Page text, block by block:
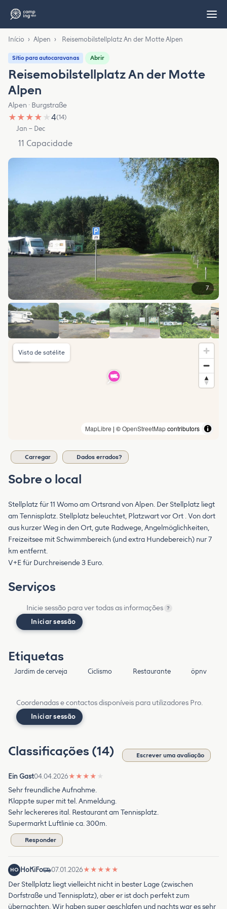
Início › Alpen › Reisemobilstellplatz An der Motte Alpen
Sítio para autocaravanas Abrir
Reisemobilstellplatz An der Motte
Alpen
Alpen · Burgstraße
★ ★ ★ ★ ★4(14)
Jan – Dec
11 Capacidade
7
MapLibre | ©OpenStreetMapcontributors
Vista de satélite
Carregar Dados errados?
Sobre o local
Stellplatz für 11 Womo am Ortsrand von Alpen. Der Stellplatz liegt
am Tennisplatz. Stellplatz beleuchtet, Platzwart vor Ort . Von dort
aus kurzer Weg in den Ort, gute Radwege, Angelmöglichkeiten,
Freizeitsee mit Schwimmbereich (und extra Hundebereich) nur 7
km entfernt.
V+E für Durchreisende 3 Euro.
Serviços
Inicie sessão para ver todas as informações ?
Iniciar sessão
Etiquetas
Jardim de cerveja Ciclismo Restaurante öpnv
Coordenadas e contactos disponíveis para utilizadores Pro.
Iniciar sessão
Classificações (14) Escrever uma avaliação
Ein Gast04.04.2026★ ★ ★ ★ ★
Sehr freundliche Aufnahme.
Klappte super mit tel. Anmeldung.
Sehr leckereres ital. Restaurant am Tennisplatz.
Supermarkt Luftlinie ca. 300m.
Responder
HO HoKiFo 07.01.2026★ ★ ★ ★ ★
Der Stellplatz liegt vielleicht nicht in bester Lage (zwischen
Dorfstraße und Tennisplatz), aber er ist doch perfekt zum
übernachten. Wir haben super geschlafen und nachts war es sehr